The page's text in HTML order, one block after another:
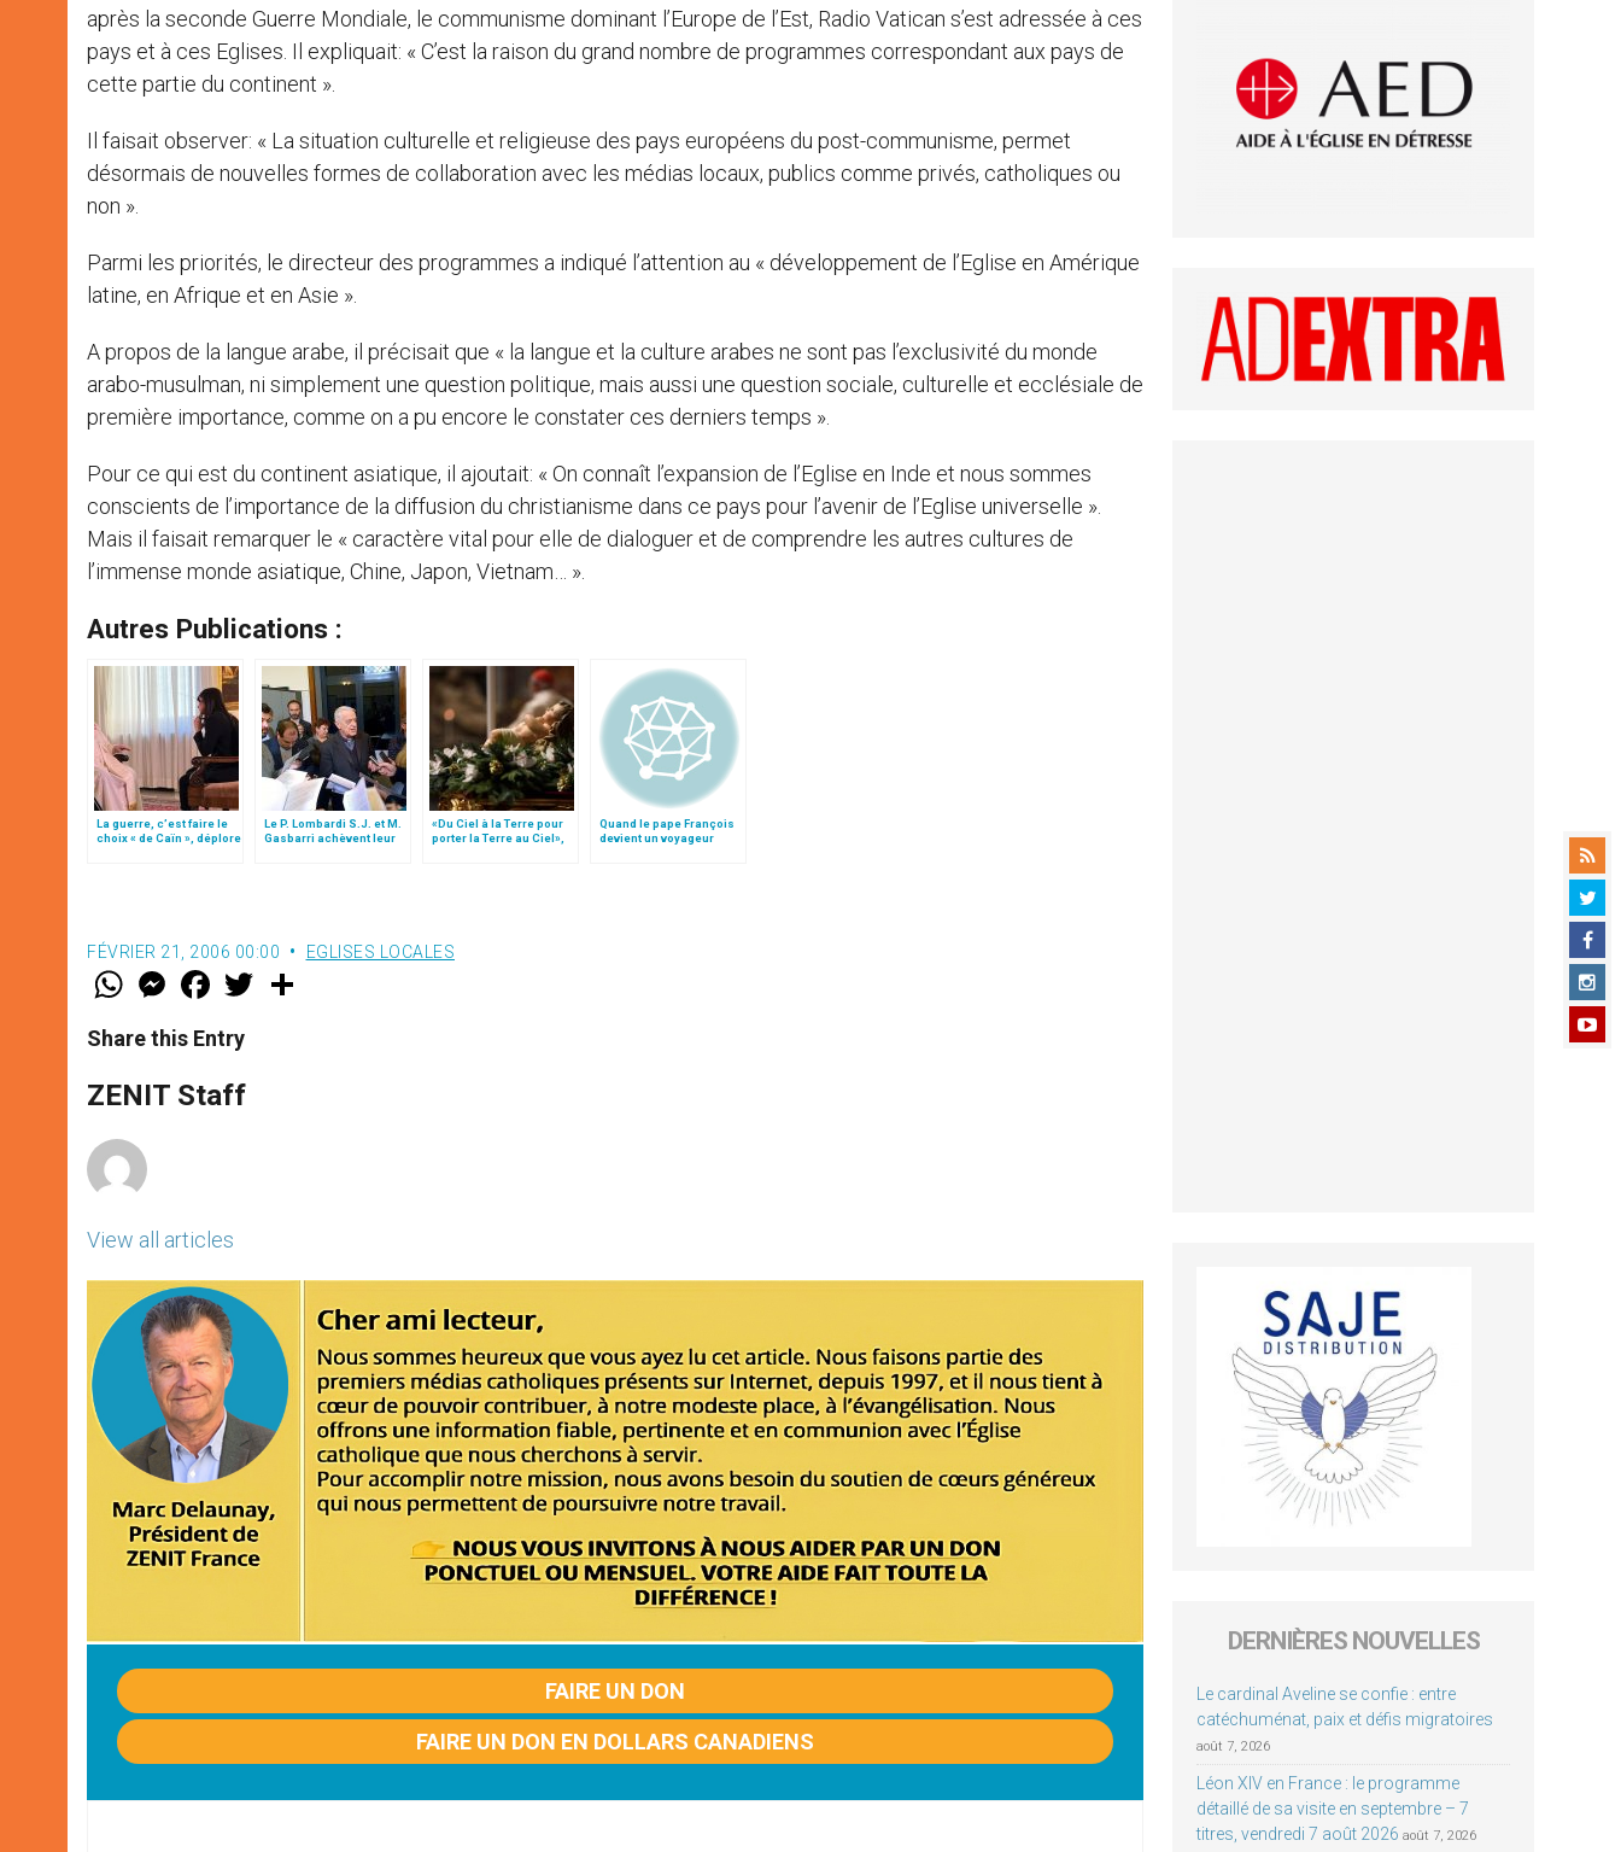
après la seconde Guerre Mondiale, le communisme dominant l’Europe de l’Est, Radio Vatican s’est adressée à ces
pays et à ces Eglises. Il expliquait: « C’est la raison du grand nombre de programmes correspondant aux pays de
cette partie du continent ».
Il faisait observer: « La situation culturelle et religieuse des pays européens du post-communisme, permet
désormais de nouvelles formes de collaboration avec les médias locaux, publics comme privés, catholiques ou
non ».
Parmi les priorités, le directeur des programmes a indiqué l’attention au « développement de l’Eglise en Amérique
latine, en Afrique et en Asie ».
A propos de la langue arabe, il précisait que « la langue et la culture arabes ne sont pas l’exclusivité du monde
arabo-musulman, ni simplement une question politique, mais aussi une question sociale, culturelle et ecclésiale de
première importance, comme on a pu encore le constater ces derniers temps ».
Pour ce qui est du continent asiatique, il ajoutait: « On connaît l’expansion de l’Eglise en Inde et nous sommes
conscients de l’importance de la diffusion du christianisme dans ce pays pour l’avenir de l’Eglise universelle ».
Mais il faisait remarquer le « caractère vital pour elle de dialoguer et de comprendre les autres cultures de
l’immense monde asiatique, Chine, Japon, Vietnam… ».
Autres Publications :
La guerre, c’est faire le
choix « de Caïn », déplore
Le P. Lombardi S.J. et M.
Gasbarri achèvent leur
«Du Ciel à la Terre pour
porter la Terre au Ciel»,
Quand le pape François
devient un voyageur
FÉVRIER 21, 2006 00:00 EGLISES LOCALES
W
t
s
p
p
M
e
s
e
g
e
F
a
e
b
o
k
w
Share this Entry
ZENIT Staff
View all articles
FAIRE UN DON
FAIRE UN DON EN DOLLARS CANADIENS
DERNIÈRES NOUVELLES
Le cardinal Aveline se confie : entre
catéchuménat, paix et défis migratoires
août 7, 2026
Léon XIV en France : le programme
détaillé de sa visite en septembre – 7
titres, vendredi 7 août 2026 août 7, 2026